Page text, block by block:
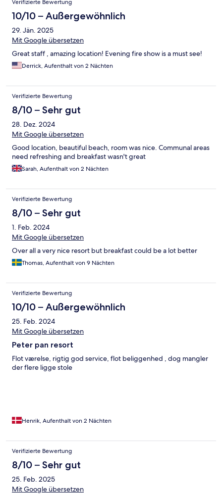
Verifizierte Bewertung
10/10 – Außergewöhnlich
29. Jän. 2025
Mit Google übersetzen
Great staff , amazing location! Evening fire show is a must see!
Derrick, Aufenthalt von 2 Nächten
Verifizierte Bewertung
8/10 – Sehr gut
28. Dez. 2024
Mit Google übersetzen
Good location, beautiful beach, room was nice. Communal areas
need refreshing and breakfast wasn't great
Sarah, Aufenthalt von 2 Nächten
Verifizierte Bewertung
8/10 – Sehr gut
1. Feb. 2024
Mit Google übersetzen
Over all a very nice resort but breakfast could be a lot better
Thomas, Aufenthalt von 9 Nächten
Verifizierte Bewertung
10/10 – Außergewöhnlich
25. Feb. 2024
Mit Google übersetzen
Peter pan resort
Flot værelse, rigtig god service, flot beliggenhed , dog mangler
der flere ligge stole
Henrik, Aufenthalt von 2 Nächten
Verifizierte Bewertung
8/10 – Sehr gut
25. Feb. 2025
Mit Google übersetzen